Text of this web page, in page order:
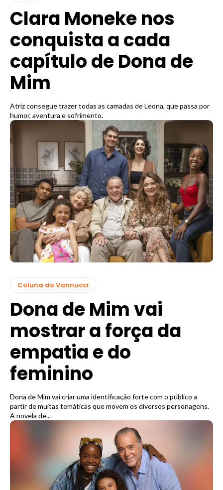
Clara Moneke nos
conquista a cada
capítulo de Dona de
Mim
Atriz consegue trazer todas as camadas de Leona, que passa por
humor, aventura e sofrimento.
Coluna do Vannucci
Dona de Mim vai
mostrar a força da
empatia e do
feminino
Dona de Mim vai criar uma identificação forte com o público a
partir de muitas temáticas que movem os diversos personagens.
A novela de...